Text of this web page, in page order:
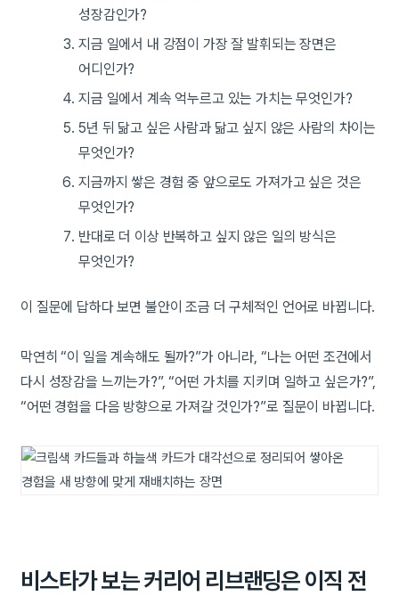
성장감인가?
지금 일에서 내 강점이 가장 잘 발휘되는 장면은
어디인가?
지금 일에서 계속 억누르고 있는 가치는 무엇인가?
5년 뒤 닮고 싶은 사람과 닮고 싶지 않은 사람의 차이는
무엇인가?
지금까지 쌓은 경험 중 앞으로도 가져가고 싶은 것은
무엇인가?
반대로 더 이상 반복하고 싶지 않은 일의 방식은
무엇인가?
이 질문에 답하다 보면 불안이 조금 더 구체적인 언어로 바뀝니다.
막연히 “이 일을 계속해도 될까?”가 아니라, “나는 어떤 조건에서
다시 성장감을 느끼는가?”, “어떤 가치를 지키며 일하고 싶은가?”,
“어떤 경험을 다음 방향으로 가져갈 것인가?”로 질문이 바뀝니다.
비스타가 보는 커리어 리브랜딩은 이직 전